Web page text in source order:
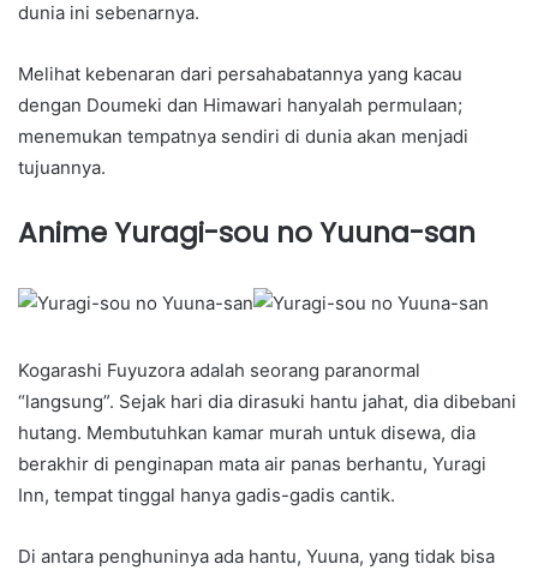
dunia ini sebenarnya.
Melihat kebenaran dari persahabatannya yang kacau
dengan Doumeki dan Himawari hanyalah permulaan;
menemukan tempatnya sendiri di dunia akan menjadi
tujuannya.
Anime Yuragi-sou no Yuuna-san
Kogarashi Fuyuzora adalah seorang paranormal
“langsung”. Sejak hari dia dirasuki hantu jahat, dia dibebani
hutang. Membutuhkan kamar murah untuk disewa, dia
berakhir di penginapan mata air panas berhantu, Yuragi
Inn, tempat tinggal hanya gadis-gadis cantik.
Di antara penghuninya ada hantu, Yuuna, yang tidak bisa